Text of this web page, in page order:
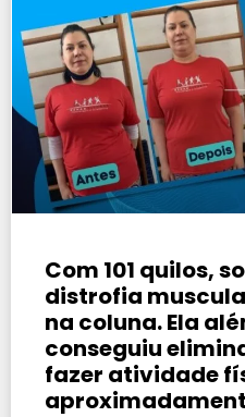
Com 101 quilos,
distrofia
na coluna. Ela
conseguiu
fazer atividade